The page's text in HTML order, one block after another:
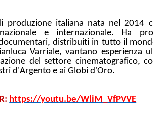
produzione italiana nata nel 2014
e internazionale. Ha
distribuiti in tutto il
Varriale, vantano esperienza
del settore cinematografico,
d'Argento e ai Globi d'Oro.
https://youtu.be/WliM_VfPVVE